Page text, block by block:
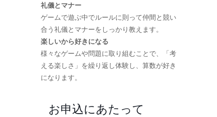
礼儀とマナー
ゲームで遊ぶ中でルールに則って仲間と競い
合う礼儀とマナーをしっかり教えます。
楽しいから好きになる
様々なゲームや問題に取り組むことで、「考
える楽しさ」を繰り返し体験し、算数が好き
になります。
お申込にあたって